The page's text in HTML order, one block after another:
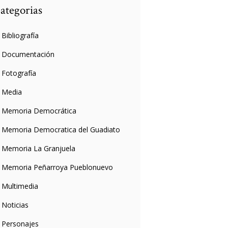
Bibliografía
Documentación
Fotografía
Media
Memoria Democrática
Memoria Democratica del Guadiato
Memoria La Granjuela
Memoria Peñarroya Pueblonuevo
Multimedia
Noticias
Personajes